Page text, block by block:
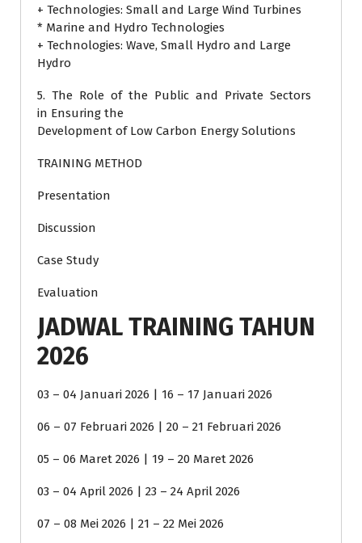
+ Technologies: Small and Large Wind Turbines
* Marine and Hydro Technologies
+ Technologies: Wave, Small Hydro and Large
Hydro
5. The Role of the Public and Private Sectors
in Ensuring the
Development of Low Carbon Energy Solutions
TRAINING METHOD
Presentation
Discussion
Case Study
Evaluation
JADWAL TRAINING TAHUN
2026
03 – 04 Januari 2026 | 16 – 17 Januari 2026
06 – 07 Februari 2026 | 20 – 21 Februari 2026
05 – 06 Maret 2026 | 19 – 20 Maret 2026
03 – 04 April 2026 | 23 – 24 April 2026
07 – 08 Mei 2026 | 21 – 22 Mei 2026